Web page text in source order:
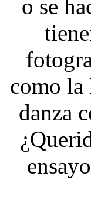
o se
como la
danza